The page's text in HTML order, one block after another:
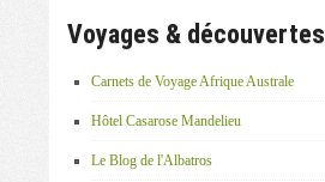
Voyages & découvertes
Carnets de Voyage Afrique Australe
Hôtel Casarose Mandelieu
Le Blog de l'Albatros